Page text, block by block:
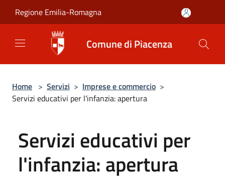
Regione Emilia-Romagna
Comune di Piacenza
Home > Servizi > Imprese e commercio >
Servizi educativi per l'infanzia: apertura
Servizi educativi per
l'infanzia: apertura